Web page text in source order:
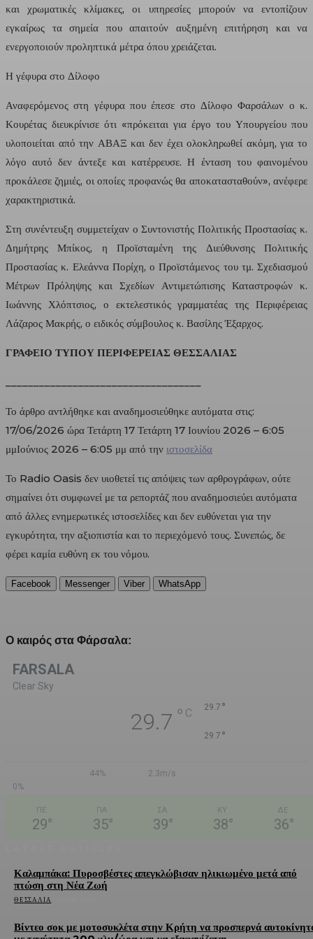
και χρωματικές κλίμακες, οι υπηρεσίες μπορούν να εντοπίζουν
εγκαίρως τα σημεία που απαιτούν αυξημένη επιτήρηση και να
ενεργοποιούν προληπτικά μέτρα όπου χρειάζεται.
Η γέφυρα στο Δίλοφο
Αναφερόμενος στη γέφυρα που έπεσε στο Δίλοφο Φαρσάλων ο κ.
Κουρέτας διευκρίνισε ότι «πρόκειται για έργο του Υπουργείου που
υλοποιείται από την ΑΒΑΞ και δεν έχει ολοκληρωθεί ακόμη, για το
λόγο αυτό δεν άντεξε και κατέρρευσε. Η ένταση του φαινομένου
προκάλεσε ζημιές, οι οποίες προφανώς θα αποκατασταθούν», ανέφερε
χαρακτηριστικά.
Στη συνέντευξη συμμετείχαν ο Συντονιστής Πολιτικής Προστασίας κ.
Δημήτρης Μπίκος, η Προϊσταμένη της Διεύθυνσης Πολιτικής
Προστασίας κ. Ελεάννα Πορίχη, ο Προϊστάμενος του τμ. Σχεδιασμού
Μέτρων Πρόληψης και Σχεδίων Αντιμετώπισης Καταστροφών κ.
Ιωάννης Χλόπτσιος, ο εκτελεστικός γραμματέας της Περιφέρειας
Λάζαρος Μακρής, ο ειδικός σύμβουλος κ. Βασίλης Έξαρχος.
ΓΡΑΦΕΙΟ ΤΥΠΟΥ ΠΕΡΙΦΕΡΕΙΑΣ ΘΕΣΣΑΛΙΑΣ
Το άρθρο αντλήθηκε και αναδημοσιεύθηκε αυτόματα στις:
17/06/2026 ώρα Τετάρτη 17 Τετάρτη 17 Ιουνίου 2026 – 6:05
μμΙούνιος 2026 – 6:05 μμ από την ιστοσελίδα
Το Radio Oasis δεν υιοθετεί τις απόψεις των αρθρογράφων, ούτε
σημαίνει ότι συμφωνεί με τα ρεπορτάζ που αναδημοσιεύει αυτόματα
από άλλες ενημερωτικές ιστοσελίδες και δεν ευθύνεται για την
εγκυρότητα, την αξιοπιστία και το περιεχόμενό τους. Συνεπώς, δε
φέρει καμία ευθύνη εκ του νόμου.
Facebook Messenger Viber WhatsApp
Ο καιρός στα Φάρσαλα:
FARSALA
Clear Sky
29.7 ° C 29.7 °
29.7 °
44%
2.3m/s
0%
ΠΕ
29°
ΠΑ
35°
ΣΑ
39°
ΚΥ
38°
ΔΕ
36°
Καλαμπάκα: Πυροσβέστες απεγκλώβισαν ηλικιωμένο μετά από
πτώση στη Νέα Ζωή
ΘΕΣΣΑΛΊΑ
Βίντεο σοκ με μοτοσυκλέτα στην Κρήτη να προσπερνά